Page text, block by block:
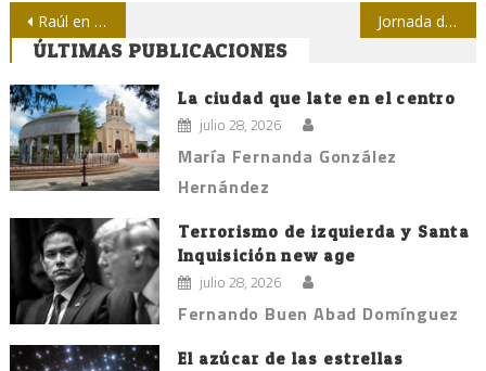
Navegación
de
entradas
Raúl en Nueva York Jornada de la Cultura cubana en Argentina
ÚLTIMAS PUBLICACIONES
La ciudad que late en el centro
julio 28, 2026
María Fernanda González
Hernández
Terrorismo de izquierda y Santa
Inquisición new age
julio 28, 2026
Fernando Buen Abad Domínguez
El azúcar de las estrellas